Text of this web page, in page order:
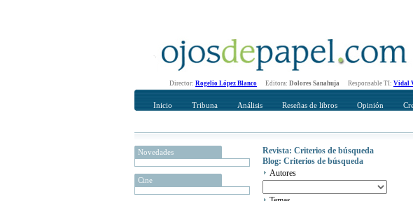
Director: Rogelio López Blanco Editora: Dolores Sanahuja Responsable TI: Vidal
Inicio Tribuna Análisis Reseñas de libros Opinión
Novedades
Cine
Revista: Criterios de búsqueda
Blog: Criterios de búsqueda
Autores